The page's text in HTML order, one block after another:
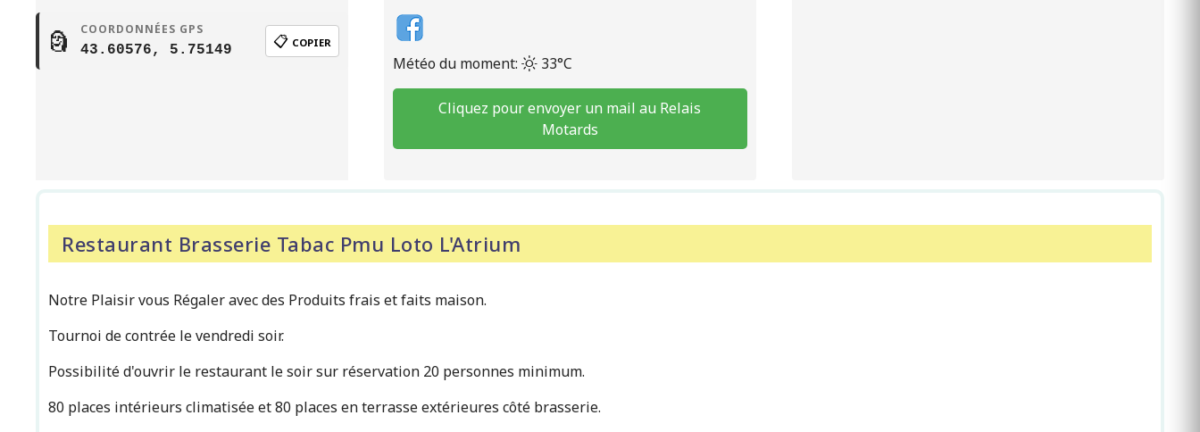
🗿 COORDONNÉES GPS
43.60576, 5.75149 📋 COPIER
Météo du moment: 33°C
Cliquez pour envoyer un mail au Relais
Motards
Restaurant Brasserie Tabac Pmu Loto L'Atrium
Notre Plaisir vous Régaler avec des Produits frais et faits maison.
Tournoi de contrée le vendredi soir.
Possibilité d'ouvrir le restaurant le soir sur réservation 20 personnes minimum.
80 places intérieurs climatisée et 80 places en terrasse extérieures côté brasserie.